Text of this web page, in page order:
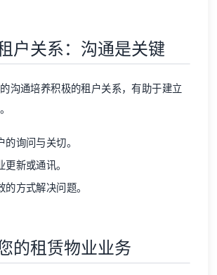
户关系：沟通是关键
沟通培养积极的租户关系，有助于建立
询问与关切。
新或通讯。
方式解决问题。
的租赁物业业务